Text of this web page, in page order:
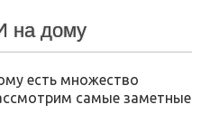
на дому
есть множество
самые заметные